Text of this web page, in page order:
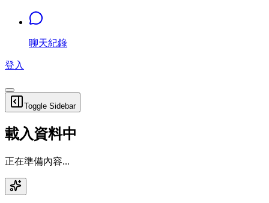
聊天紀錄
登入
Toggle Sidebar
載入資料中
正在準備內容...